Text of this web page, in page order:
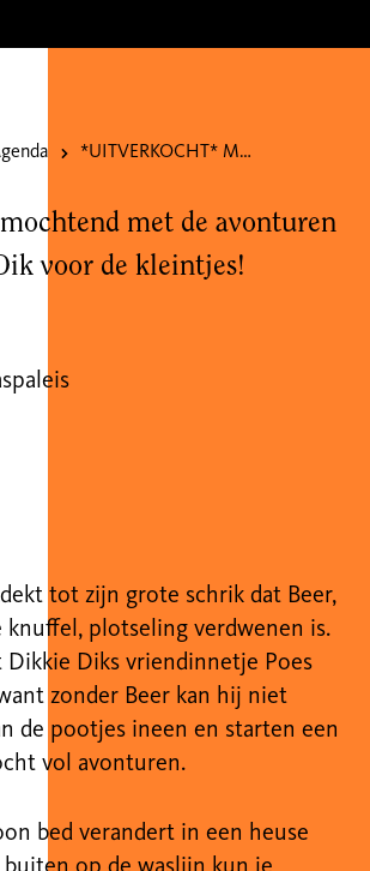
*UITVERKOCHT* Meet en Greet + Filmochtend/ Dikkie Dik en de verdwenen knuffel (2+)
met de avonturen
voor de kleintjes!
tot zijn grote schrik dat Beer,
plotseling verdwenen is.
Dikkie Diks vriendinnetje Poes
zonder Beer kan hij niet
de pootjes ineen en starten een
vol avonturen.
bed verandert in een heuse